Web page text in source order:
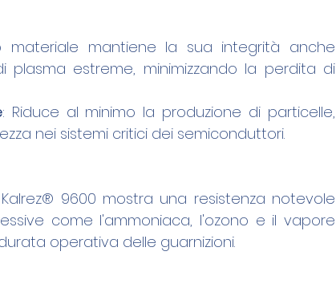
materiale mantiene la sua integrità anche
estreme, minimizzando la perdita di
: Riduce al minimo la produzione di particelle,
nei sistemi critici dei semiconduttori.
9600 mostra una resistenza notevole
come l'ammoniaca, l'ozono e il vapore
operativa delle guarnizioni.